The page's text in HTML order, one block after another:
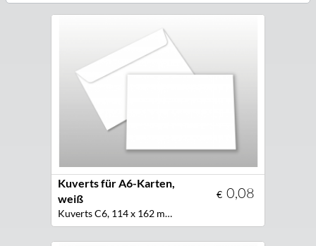
€ 0,08
Kuverts für A6-Karten,
weiß
Kuverts C6, 114 x 162 mm, Farbe weiß